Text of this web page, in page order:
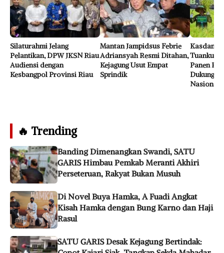
Silaturahmi Jelang
Pelantikan, DPW JKSN Riau
Audiensi dengan
Kesbangpol Provinsi Riau
Mantan Jampidsus Febrie
Adriansyah Resmi Ditahan,
Kejagung Usut Empat
Sprindik
Kasdam
Tuanku
Panen
Dukung
Nasional
🔥 Trending
Banding Dimenangkan Swandi, SATU
GARIS Himbau Pemkab Meranti Akhiri
Perseteruan, Rakyat Bukan Musuh
Di Novel Buya Hamka, A Fuadi Angkat
Kisah Hamka dengan Bung Karno dan Haji
Rasul
SATU GARIS Desak Kejagung Bertindak: